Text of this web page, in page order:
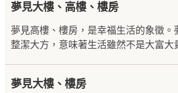
夢見大樓、高樓、樓房
夢見高樓、樓房，是幸福生活的象徵
整潔大方，意味著生活雖然不是大富
夢見大樓、樓房